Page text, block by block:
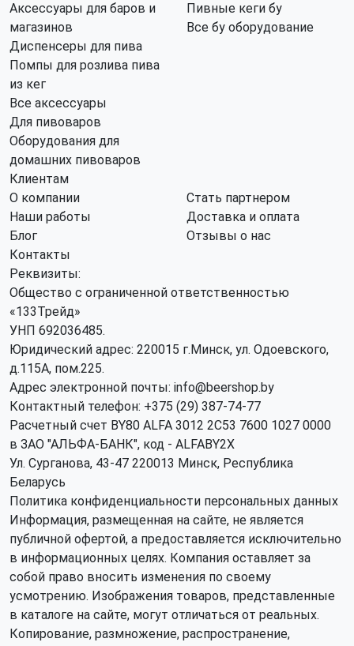
Аксессуары для баров и
магазинов
Диспенсеры для пива
Помпы для розлива пива
из кег
Все аксессуары
Для пивоваров
Оборудования для
домашних пивоваров
Пивные кеги бу
Все бу оборудование
Клиентам
О компании
Стать партнером
Наши работы
Доставка и оплата
Блог
Отзывы о нас
Контакты
Реквизиты:
Общество с ограниченной ответственностью
«133Трейд»
УНП 692036485​.
Юридический адрес: 220015 г.Минск, ул. Одоевского,
д.115А, пом.225.
Адрес электронной почты: info@beershop.by
Контактный телефон: +375 (29) 387-74-77
Расчетный счет BY80 ALFA 3012 2C53 7600 1027 0000
в ЗАО "АЛЬФА-БАНК", код - ALFABY2X
Ул. Сурганова, 43-47 220013 Минск, Республика
Беларусь
Политика конфиденциальности персональных данных
Информация, размещенная на сайте, не является
публичной офертой, а предоставляется исключительно
в информационных целях. Компания оставляет за
собой право вносить изменения по своему
усмотрению. Изображения товаров, представленные
в каталоге на сайте, могут отличаться от реальных.
Копирование, размножение, распространение,